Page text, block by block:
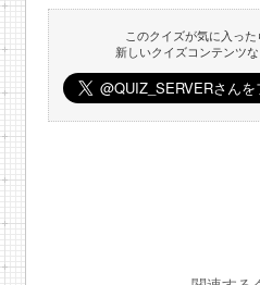
このクイズが気に入った
新しいクイズコンテンツ